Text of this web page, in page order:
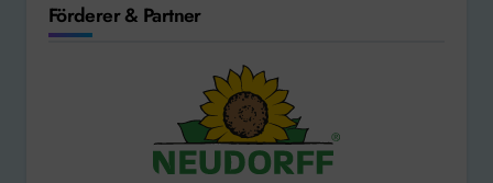
Förderer & Partner